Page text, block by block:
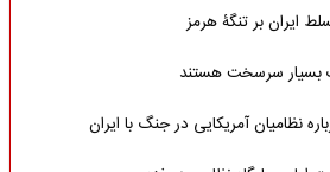
ایران بر تنگۀ هرمز
بسیار سرسخت هستند
نظامیان آمریکایی در جنگ با ایران